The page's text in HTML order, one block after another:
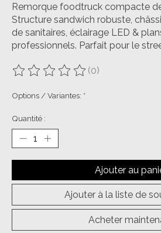
Remorque foodtruck compacte
Structure sandwich robuste,
de sanitaires, éclairage LED &
professionnels. Parfait pour le
Ce produit est évalué à
(0)
Options / Variantes: *
Quantité :
Ajouter au
Ajouter à la liste de
Acheter